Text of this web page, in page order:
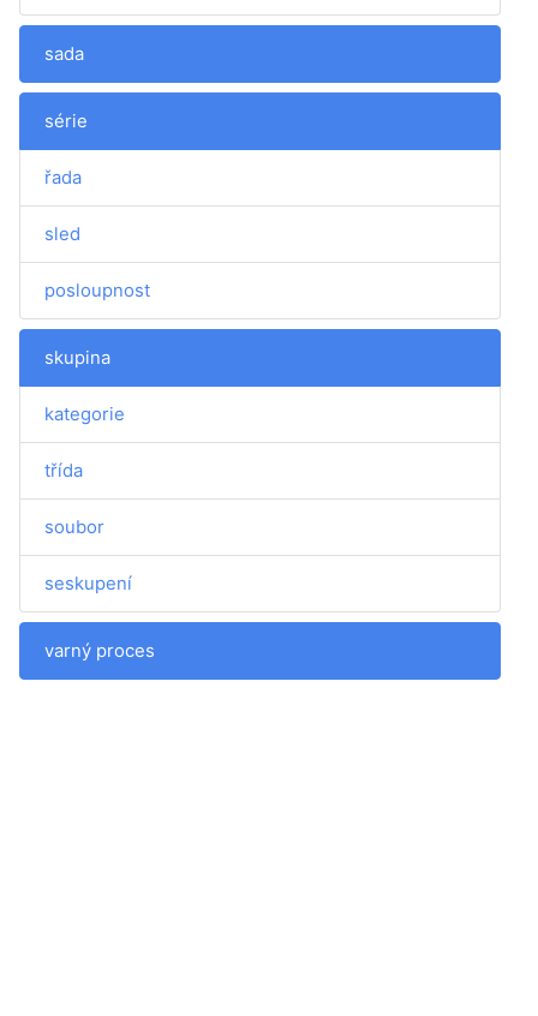
sada
série
řada
sled
posloupnost
skupina
kategorie
třída
soubor
seskupení
varný proces